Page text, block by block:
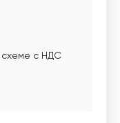
схеме с НДС